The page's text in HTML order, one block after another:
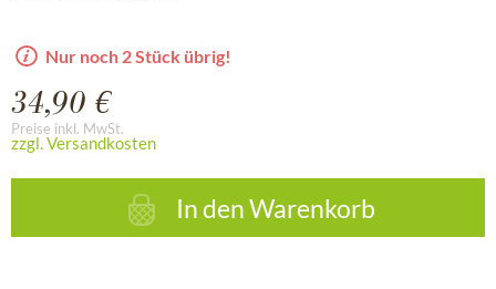
Nur noch 2 Stück übrig!
34,90 €
Preise inkl. MwSt.
zzgl. Versandkosten
In denWarenkorb